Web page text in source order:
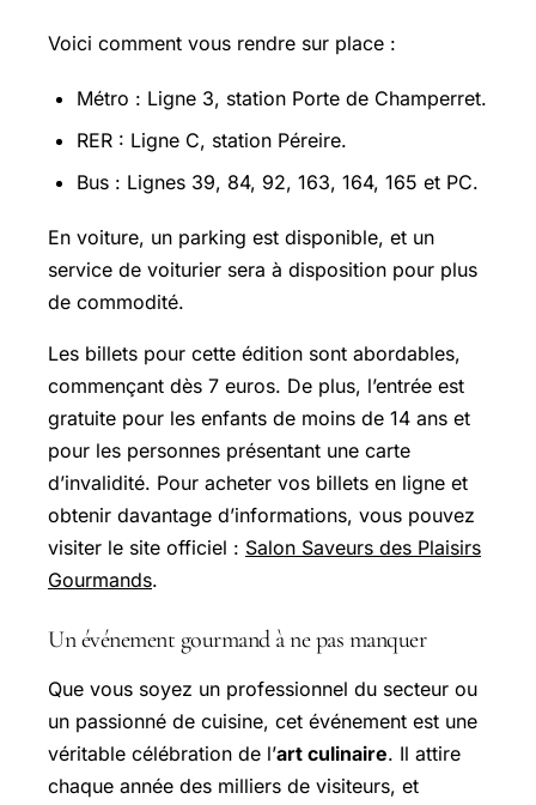
Voici comment vous rendre sur place :
Métro : Ligne 3, station Porte de Champerret.
RER : Ligne C, station Péreire.
Bus : Lignes 39, 84, 92, 163, 164, 165 et PC.
En voiture, un parking est disponible, et un
service de voiturier sera à disposition pour plus
de commodité.
Les billets pour cette édition sont abordables,
commençant dès 7 euros. De plus, l’entrée est
gratuite pour les enfants de moins de 14 ans et
pour les personnes présentant une carte
d’invalidité. Pour acheter vos billets en ligne et
obtenir davantage d’informations, vous pouvez
visiter le site officiel : Salon Saveurs des Plaisirs
Gourmands.
Un événement gourmand à ne pas manquer
Que vous soyez un professionnel du secteur ou
un passionné de cuisine, cet événement est une
véritable célébration de l’art culinaire. Il attire
chaque année des milliers de visiteurs, et